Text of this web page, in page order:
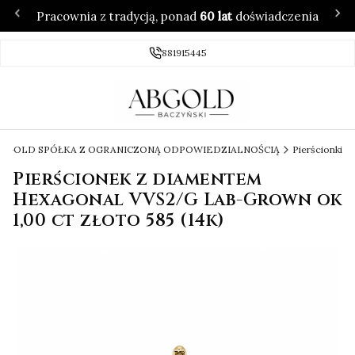
Pracownia z tradycją, ponad 60 latdoświadczenia
881915445
SPÓŁKA Z OGRANICZONĄ ODPOWIEDZIALNOŚCIĄ Pierścionki
Pierścionek z diamentem
Hexagonal VVS2/G Lab-Grown ok
1,00 ct złoto 585 (14k)